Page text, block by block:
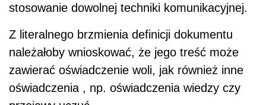
stosowanie dowolnej techniki komunikacyjnej.
Z literalnego brzmienia definicji dokumentu
należałoby wnioskować, że jego treść może
zawierać oświadczenie woli, jak również inne
oświadczenia , np. oświadczenia wiedzy czy